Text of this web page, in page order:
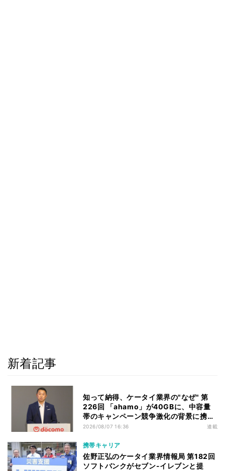
新着記事
知って納得、ケータイ業界の"なぜ" 第
226回 「ahamo」が40GBに、中容量
帯のキャンペーン競争激化の背景に携帯
各社の“迷い”あり
2026/08/07 16:36 連載
携帯キャリア
佐野正弘のケータイ業界情報局 第182回
ソフトバンクがセブン-イレブンと提